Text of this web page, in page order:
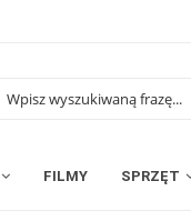
FILMY SPRZĘT